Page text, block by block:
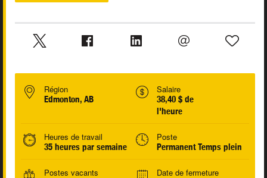
Région
Edmonton, AB
Salaire
38,40 $ de
l'heure
Heures de travail
35 heures par semaine
Poste
Permanent Temps plein
Postes vacants Date de fermeture